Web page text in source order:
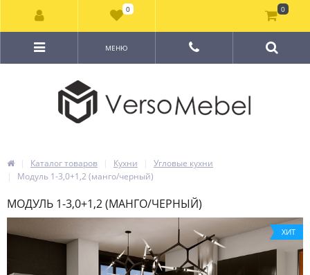
МЕНЮ
Каталог товаров Кухни
Угловые кухни
Модуль 1-3,0+1,2 (манго/черный)
МОДУЛЬ 1-3,0+1,2 (МАНГО/ЧЕРНЫЙ)
ХИТ
0 0